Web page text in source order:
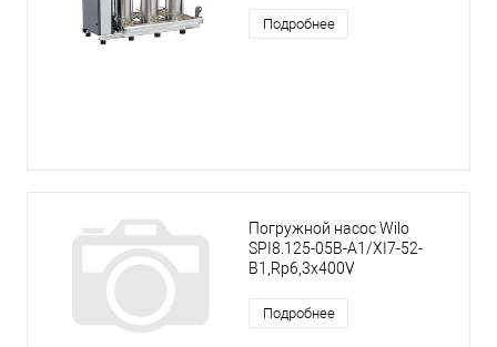
Подробнее
Погружной насос Wilo
SPI8.125-05B-A1/XI7-52-
B1,Rp6,3x400V
Подробнее